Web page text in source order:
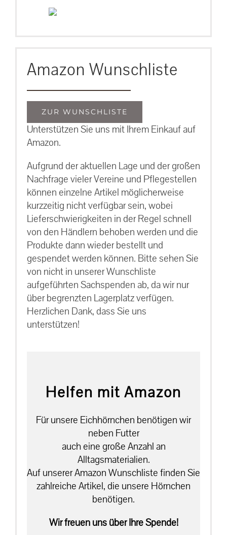
Amazon Wunschliste
ZUR WUNSCHLISTE
Unterstützen Sie uns mit Ihrem Einkauf auf
Amazon.
Aufgrund der aktuellen Lage und der großen
Nachfrage vieler Vereine und Pflegestellen
können einzelne Artikel möglicherweise
kurzzeitig nicht verfügbar sein, wobei
Lieferschwierigkeiten in der Regel schnell
von den Händlern behoben werden und die
Produkte dann wieder bestellt und
gespendet werden können. Bitte sehen Sie
von nicht in unserer Wunschliste
aufgeführten Sachspenden ab, da wir nur
über begrenzten Lagerplatz verfügen.
Herzlichen Dank, dass Sie uns
unterstützen!
Helfen mit Amazon
Für unsere Eichhörnchen benötigen wir
neben Futter
auch eine große Anzahl an
Alltagsmaterialien.
Auf unserer Amazon Wunschliste finden Sie
zahlreiche Artikel, die unsere Hörnchen
benötigen.
Wir freuen uns über Ihre Spende!